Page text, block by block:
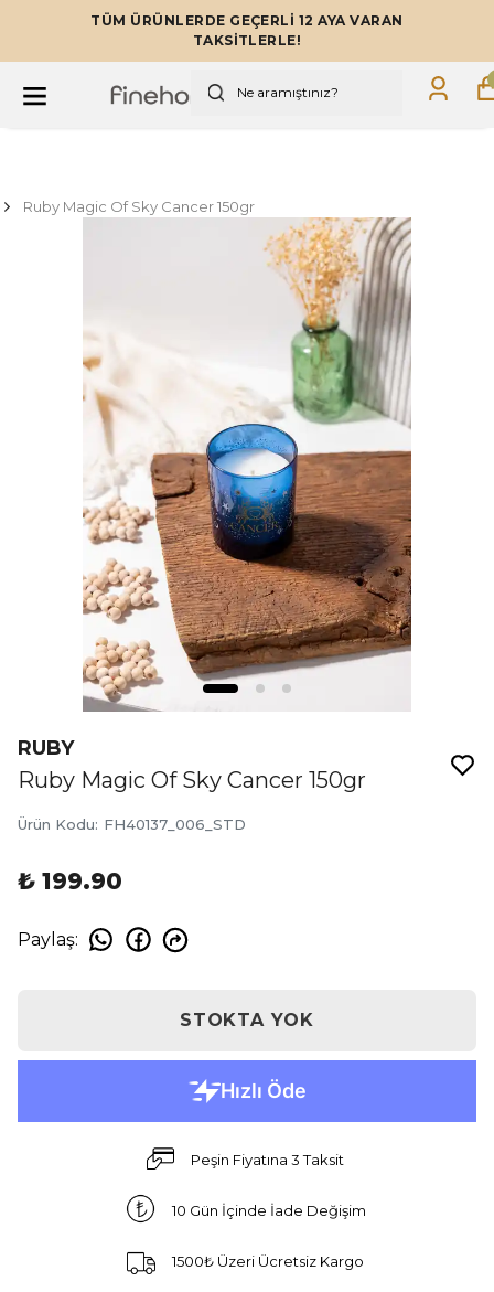
TÜM ÜRÜNLERDE GEÇERLİ 12 AYA VARAN
TAKSİTLERLE!
Ruby Magic Of Sky Cancer 150gr
RUBY
Ruby Magic Of Sky Cancer 150gr
Ürün Kodu: FH40137_006_STD
₺ 199.90
Paylaş:
STOKTA YOK
Peşin Fiyatına 3 Taksit
10 Gün İçinde İade Değişim
1500₺ Üzeri Ücretsiz Kargo